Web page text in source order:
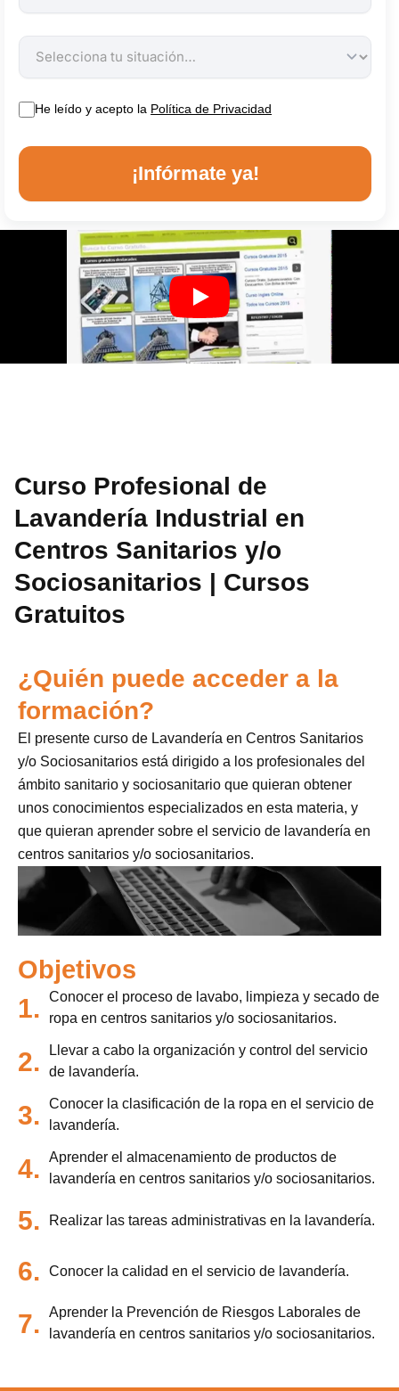
He leído y acepto la Política de Privacidad
¡Infórmate ya!
Curso Profesional de
Lavandería Industrial en
Centros Sanitarios y/o
Sociosanitarios | Cursos
Gratuitos
¿Quién puede acceder a la
formación?
El presente curso de Lavandería en Centros Sanitarios
y/o Sociosanitarios está dirigido a los profesionales del
ámbito sanitario y sociosanitario que quieran obtener
unos conocimientos especializados en esta materia, y
que quieran aprender sobre el servicio de lavandería en
centros sanitarios y/o sociosanitarios.
Objetivos
1.
Conocer el proceso de lavabo, limpieza y secado de
ropa en centros sanitarios y/o sociosanitarios.
2.
Llevar a cabo la organización y control del servicio
de lavandería.
3.
Conocer la clasificación de la ropa en el servicio de
lavandería.
4.
Aprender el almacenamiento de productos de
lavandería en centros sanitarios y/o sociosanitarios.
5. Realizar las tareas administrativas en la lavandería.
6. Conocer la calidad en el servicio de lavandería.
7.
Aprender la Prevención de Riesgos Laborales de
lavandería en centros sanitarios y/o sociosanitarios.